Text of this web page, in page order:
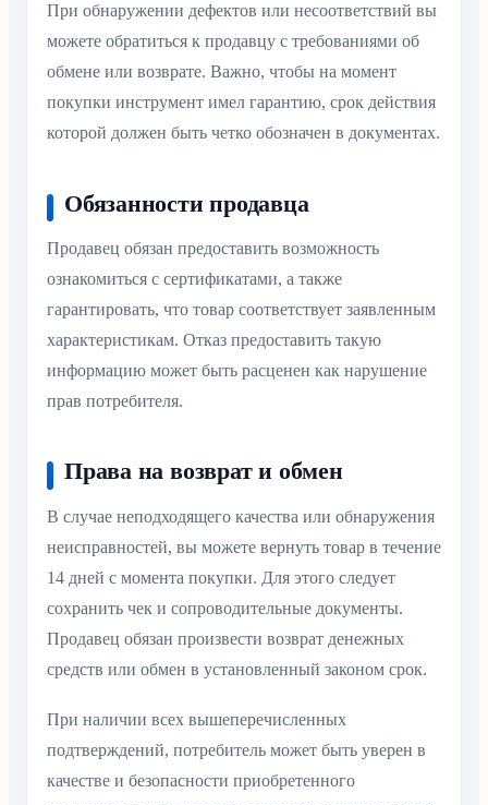
При обнаружении дефектов или несоответствий вы
можете обратиться к продавцу с требованиями об
обмене или возврате. Важно, чтобы на момент
покупки инструмент имел гарантию, срок действия
которой должен быть четко обозначен в документах.
Обязанности продавца
Продавец обязан предоставить возможность
ознакомиться с сертификатами, а также
гарантировать, что товар соответствует заявленным
характеристикам. Отказ предоставить такую
информацию может быть расценен как нарушение
прав потребителя.
Права на возврат и обмен
В случае неподходящего качества или обнаружения
неисправностей, вы можете вернуть товар в течение
14 дней с момента покупки. Для этого следует
сохранить чек и сопроводительные документы.
Продавец обязан произвести возврат денежных
средств или обмен в установленный законом срок.
При наличии всех вышеперечисленных
подтверждений, потребитель может быть уверен в
качестве и безопасности приобретенного